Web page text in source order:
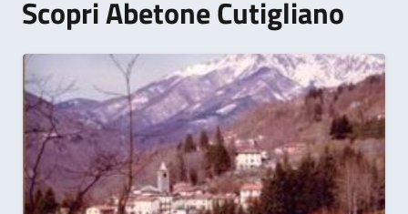
Scopri Abetone Cutigliano